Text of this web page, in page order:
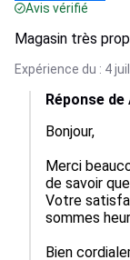
Avis vérifié
Magasin très
Expérience du : 4
Réponse
Bonjour,
Merci
de savoir
Votre
sommes
Bien